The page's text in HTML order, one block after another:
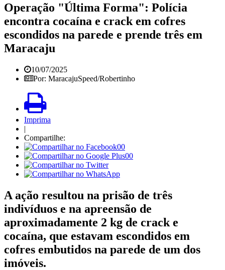
Operação "Última Forma": Polícia
encontra cocaína e crack em cofres
escondidos na parede e prende três em
Maracaju
10/07/2025
Por: MaracajuSpeed/Robertinho
Imprima
|
Compartilhe:
00
00
A ação resultou na prisão de três
indivíduos e na apreensão de
aproximadamente 2 kg de crack e
cocaína, que estavam escondidos em
cofres embutidos na parede de um dos
imóveis.